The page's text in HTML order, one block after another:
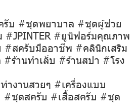
รับ #ชุดพยาบาล #ชุดผู้ช่วย
#ยูนิฟอร์มคุณภาพ
#สครับมืออาชีพ #คลินิกเสริม
#ร้านทำเล็บ #ร้านสปา #โรง
งานสวยๆ #เครื่องแบบ
#ชุดสครับ #เสื้อสครับ #ชุด